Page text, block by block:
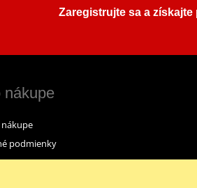
Zaregistrujte sa a
nákupe
podmienky